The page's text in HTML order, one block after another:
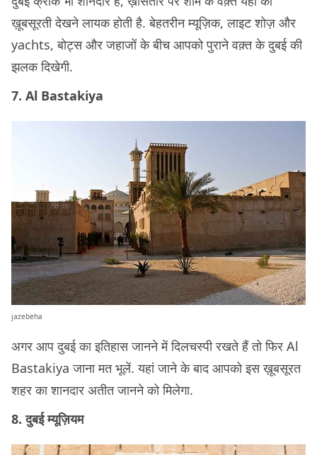
ख़ूबसूरती देखने लायक होती है. बेहतरीन म्यूज़िक, लाइट शोज़ और
yachts, बोट्स और जहाजों के बीच आपको पुराने वक़्त के दुबई की
झलक दिखेगी.
7. Al Bastakiya
jazebeha
अगर आप दुबई का इतिहास जानने में दिलचस्पी रखते हैं तो फिर Al
Bastakiya जाना मत भूलें. यहां जाने के बाद आपको इस ख़ूबसूरत
शहर का शानदार अतीत जानने को मिलेगा.
8. दुबई म्यूज़ियम